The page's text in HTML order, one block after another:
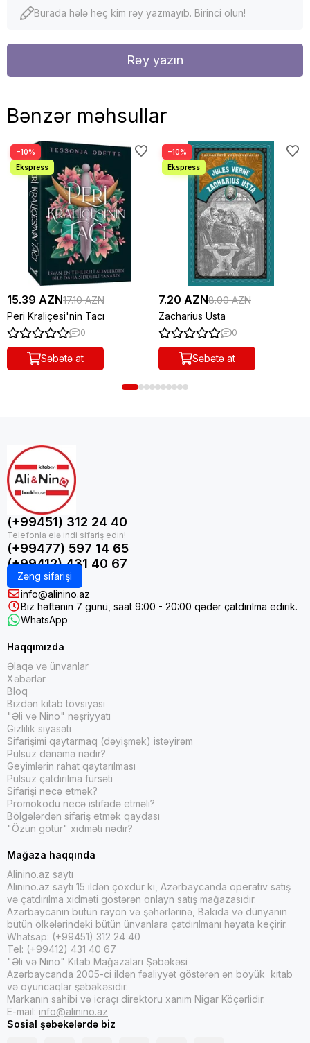
Burada hələ heç kim rəy yazmayıb. Birinci olun!
Rəy yazın
Bənzər məhsullar
−10%
15.39 AZN17.10 AZN
Peri Kraliçesi'nin Tacı
0
Səbətə at
−10%
7.20 AZN8.00 AZN
Zacharius Usta
0
Səbətə at
(+99451) 312 24 40
(+99477) 597 14 65
(+99412) 431 40 67
Zəng sifarişi
info@alinino.az
Biz həftənin 7 günü, saat 9:00 - 20:00 qədər çatdırılma edirik.
WhatsApp
Haqqımızda
Əlaqə və ünvanlar
Xəbərlər
Bloq
Bizdən kitab tövsiyəsi
"Əli və Nino" nəşriyyatı
Gizlilik siyasəti
Sifarişimi qaytarmaq (dəyişmək) istəyirəm
Pulsuz dənəmə nədir?
Geyimlərin rahat qaytarılması
Pulsuz çatdırılma fürsəti
Sifarişi necə etmək?
Promokodu necə istifadə etməli?
Bölgələrdən sifariş etmək qaydası
"Özün götür" xidməti nədir?
Mağaza haqqında
Alinino.az saytı
Alinino.az saytı 15 ildən çoxdur ki, Azərbaycanda operativ satış
və çatdırılma xidməti göstərən onlayn satış mağazasıdır.
Azərbaycanın bütün rayon və şəhərlərinə, Bakıda və dünyanın
bütün ölkələrindəki bütün ünvanlara çatdırılmanı həyata keçirir.
Whatsap: (+99451) 312 24 40
Tel: (+99412) 431 40 67
"Əli və Nino" Kitab Mağazaları Şəbəkəsi
Azərbaycanda 2005-ci ildən fəaliyyət göstərən ən böyük kitab
və oyuncaqlar şəbəkəsidir.
Markanın sahibi və icraçı direktoru xanım Nigar Köçərlidir.
E-mail: info@alinino.az
Sosial şəbəkələrdə biz